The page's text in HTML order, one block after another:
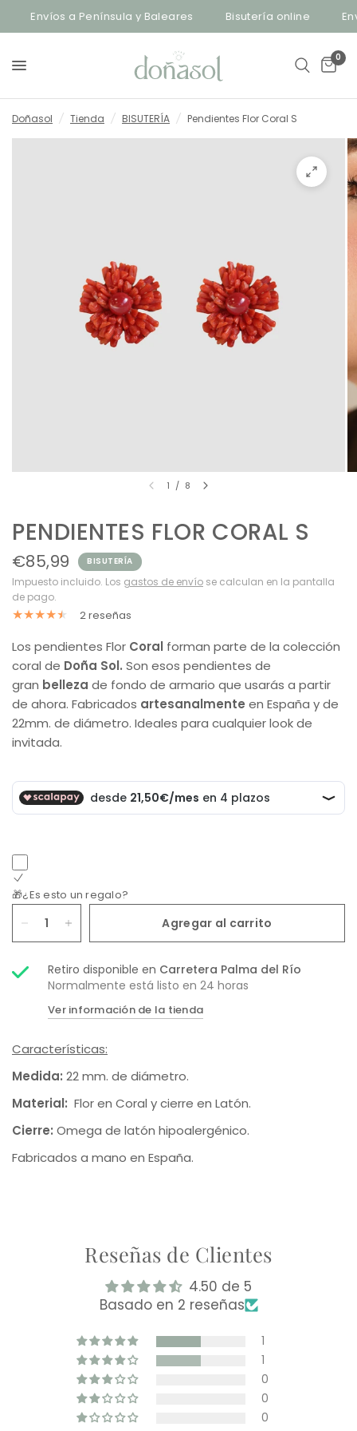
Envíos a Península y Baleares Bisutería online
0
Doñasol / Tienda / BISUTERÍA / Pendientes Flor Coral S
1 / 8
PENDIENTES FLOR CORAL S
€85,99 BISUTERÍA
Impuesto incluido. Los gastos de envío se calculan en la pantalla
de pago.
2 reseñas
Los pendientes Flor Coral forman parte de la colección
coral de Doña Sol.Son esos pendientes de
gran belleza de fondo de armario que usarás a partir
de ahora. Fabricados artesanalmente en España y de
22mm. de diámetro. Ideales para cualquier look de
invitada.
🎁¿Es esto un regalo?
Agregar al carrito
Retiro disponible en Carretera Palma del Río
Normalmente está listo en 24 horas
Ver información de la tienda
Características:
Medida: 22 mm. de diámetro.
Material: Flor en Coral y cierre en Latón.
Cierre: Omega de latón hipoalergénico.
Fabricados a mano en España.
Reseñas de Clientes
4.50 de 5
Basado en 2 reseñas
1
1
0
0
0